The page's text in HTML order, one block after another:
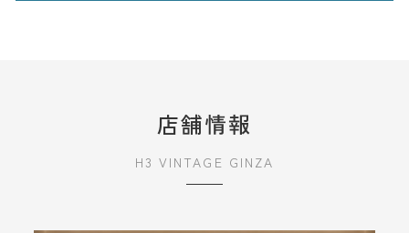
店舗情報
H3 VINTAGE GINZA